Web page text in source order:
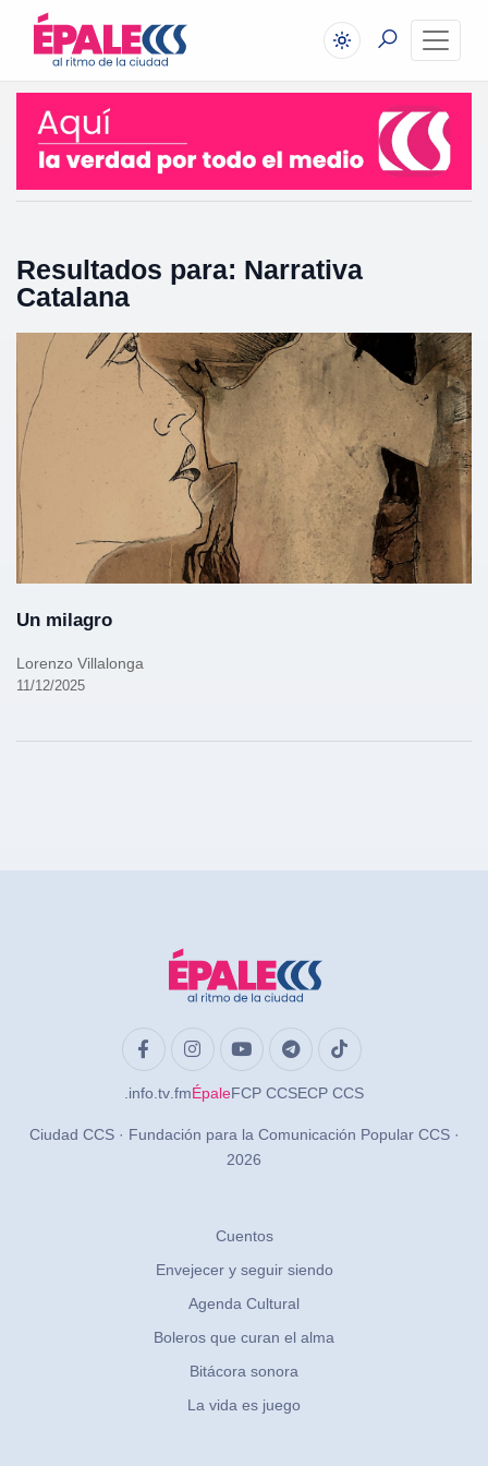
Resultados para: Narrativa
Catalana
Un milagro
Lorenzo Villalonga
11/12/2025
.info .tv .fmÉpaleFCP CCSECP CCS
Ciudad CCS · Fundación para la Comunicación Popular CCS ·
2026
Cuentos
Envejecer y seguir siendo
Agenda Cultural
Boleros que curan el alma
Bitácora sonora
La vida es juego